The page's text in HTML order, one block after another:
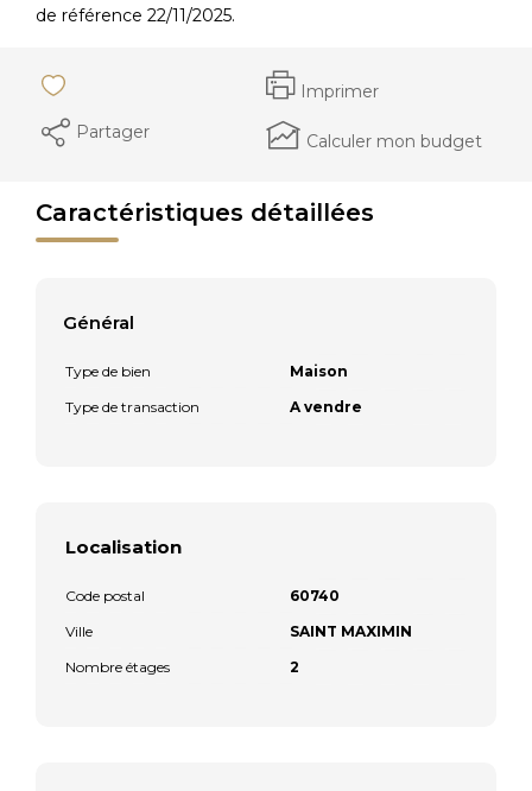
de référence 22/11/2025.
Imprimer
Partager
Calculer mon budget
Caractéristiques détaillées
Général
Type de bien
Maison
Type de transaction
A vendre
Localisation
Code postal
60740
Ville
SAINT MAXIMIN
Nombre étages
2